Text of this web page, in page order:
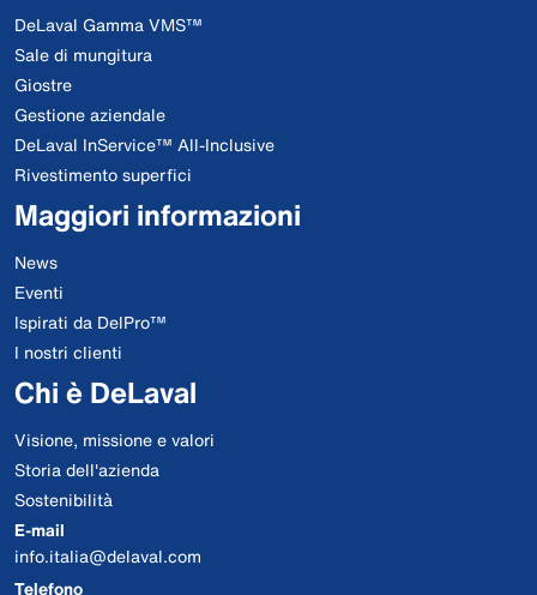
DeLaval Gamma VMS™
Sale di mungitura
Giostre
Gestione aziendale
DeLaval InService™ All-Inclusive
Rivestimento superfici
Maggiori informazioni
News
Eventi
Ispirati da DelPro™
I nostri clienti
Chi è DeLaval
Visione, missione e valori
Storia dell'azienda
Sostenibilità
E-mail
info.italia@delaval.com
Telefono